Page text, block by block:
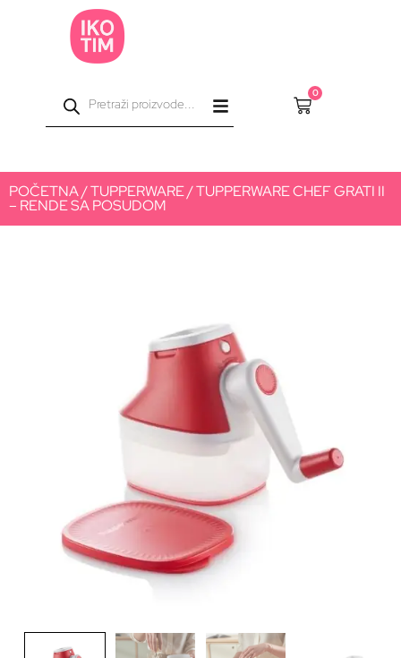
0
POČETNA/TUPPERWARE/ TUPPERWARE CHEF GRATI II
– RENDE SA POSUDOM